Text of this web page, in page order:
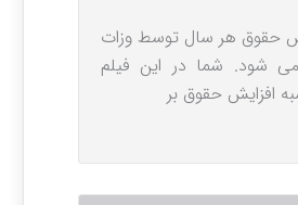
حقوق هر سال توسط وزات
می شود. شما در این فیلم
افزایش حقوق بر